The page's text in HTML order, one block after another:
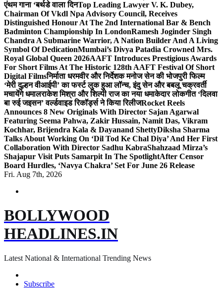
एंथम गाना ‘बर्थडे वाला दिनTop Leading Lawyer V. K. Dubey,
Chairman Of Vkdl Npa Advisory Council, Receives
Distinguished Honour At The 2nd International Bar & Bench
Badminton Championship In LondonRamesh Joginder Singh
Chandra A Submarine Warrior, A Nation Builder And A Living
Symbol Of DedicationMumbai’s Divya Patadia Crowned Mrs.
Royal Global Queen 2026AAFT Introduces Prestigious Awards
For Short Films At The Historic 128th AAFT Festival Of Short
Digital Filmsनिर्माता धरमवीर और निर्देशक मनोज सेन की भोजपुरी फिल्म
‘मेरी दुल्हन वीआईपी’ का फर्स्ट लुक हुआ लॉन्च, इंदु सेन और बबलू चक्रवर्ती
मचायेंगे धमालराकेश मिश्रा और शिल्पी राज का नया धमाकेदार लोकगीत ‘दिलवा
बा रुई जइसन’ वर्ल्डवाइड रिकॉर्ड्स ने किया रिलीजRocket Reels
Announces 8 New Originals With Director Sajan Agarwal
Featuring Seema Pahwa, Zakir Hussain, Namit Das, Vikram
Kochhar, Brijendra Kala & Dayanand ShettyDiksha Sharma
Talks About Working On ‘Dil Tod Ke Chal Diya’ And Her First
Collaboration With Director Sadhu KabraShahzaad Mirza’s
Shajapur Visit Puts Samarpit In The SpotlightAfter Censor
Board Hurdles, ‘Navya Chakra’ Set For June 26 Release
Fri. Aug 7th, 2026
BOLLYWOOD
HEADLINES.IN
Latest National & International Trending News
Subscribe